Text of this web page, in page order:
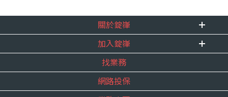
關於錠嵂
企業資訊
重要事跡
得獎紀錄
服務宣言
加入錠嵂
內勤招聘
精英招募
找業務
網路投保